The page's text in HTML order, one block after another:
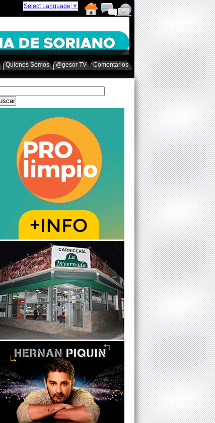
Select Language ▼
Quienes Somos @gesor TV Comentarios